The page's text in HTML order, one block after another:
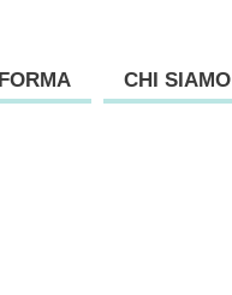
CHI SIAMO